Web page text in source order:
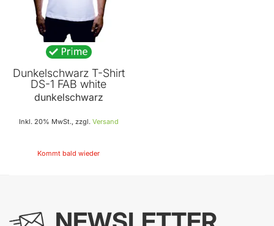
Dunkelschwarz T-Shirt
DS-1 FAB white
dunkelschwarz
Inkl. 20% MwSt., zzgl. Versand
Kommt bald wieder